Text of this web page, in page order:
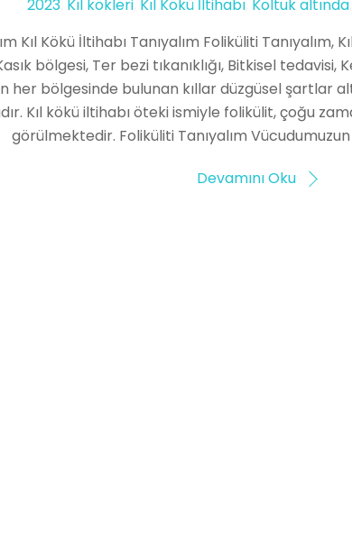
2023 Kıl kökleri Kıl Kökü İltihabı Koltuk altında
Kıl Kökü İltihabı Tanıyalım Foliküliti Tanıyalım,
bölgesi, Ter bezi tıkanıklığı, Bitkisel tedavisi,
her bölgesinde bulunan kıllar düzgüsel şartlar
Kıl kökü iltihabı öteki ismiyle folikülit, çoğu
görülmektedir. Foliküliti Tanıyalım
Devamını Oku